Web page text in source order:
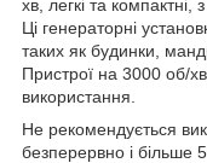
хв, легкі та компактні,
Ці генераторні
таких як будинки,
Пристрої на 3000 об/
використання.
Не рекомендується
безперервно і більше